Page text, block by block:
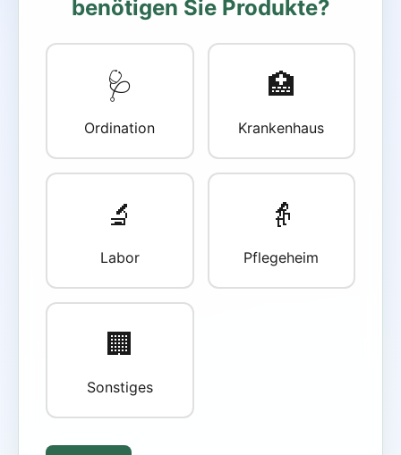
benötigen Sie Produkte?
🩺
Ordination
🏥
Krankenhaus
🔬
Labor
👵
Pflegeheim
🏢
Sonstiges